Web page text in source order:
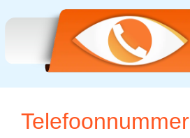
Telefoonnummer